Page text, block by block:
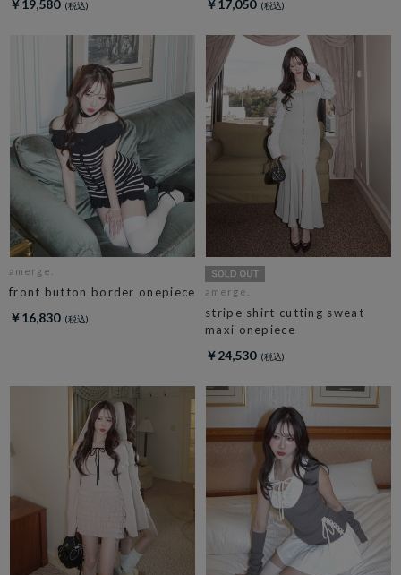
￥19,580 ￥17,050
amerge.
front button border onepiece
￥16,830
amerge.
stripe shirt cutting sweat
maxi onepiece
￥24,530